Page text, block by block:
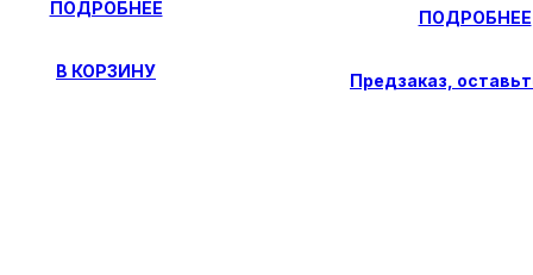
ПОДРОБНЕЕ
В КОРЗИНУ
ПОДРОБНЕЕ